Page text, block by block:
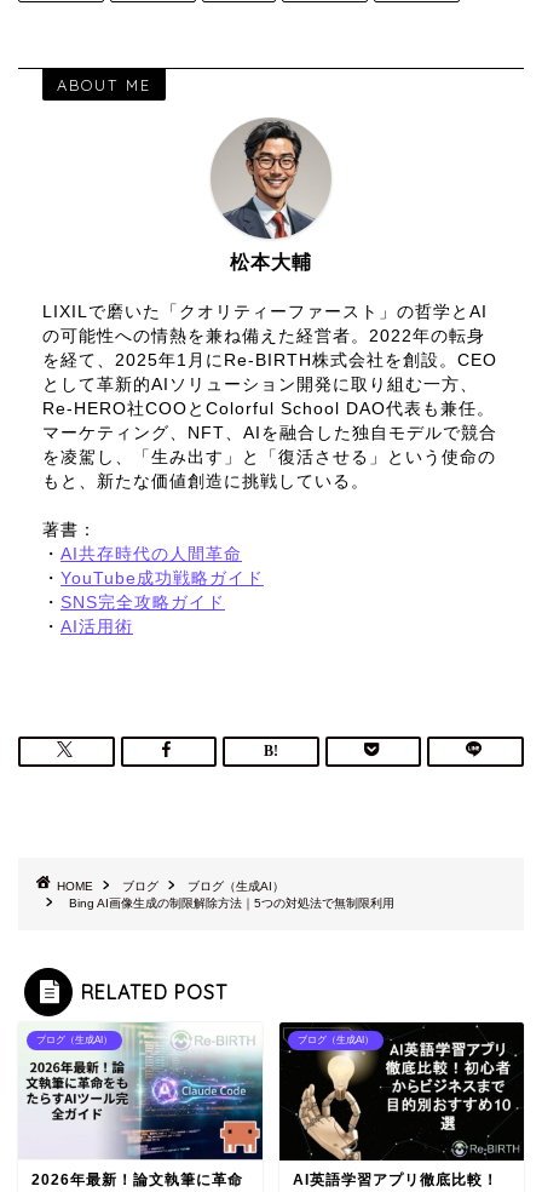
ABOUT ME
松本大輔
LIXILで磨いた「クオリティーファースト」の哲学とAI
の可能性への情熱を兼ね備えた経営者。2022年の転身
を経て、2025年1月にRe-BIRTH株式会社を創設。CEO
として革新的AIソリューション開発に取り組む一方、
Re-HERO社COOとColorful School DAO代表も兼任。
マーケティング、NFT、AIを融合した独自モデルで競合
を凌駕し、「生み出す」と「復活させる」という使命の
もと、新たな価値創造に挑戦している。
著書：
・ AI共存時代の人間革命
・ YouTube成功戦略ガイド
・ SNS完全攻略ガイド
・ AI活用術
HOME ブログ
ブログ（生成AI）
Bing AI画像生成の制限解除方法｜5つの対処法で無制限利用
RELATED POST
ブログ（生成AI）
2026年最新！論文執筆に革命
ブログ（生成AI）
AI英語学習アプリ徹底比較！